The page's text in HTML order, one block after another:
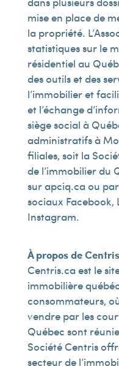
mise en place de
la propriété.
statistiques sur le
résidentiel au
des outils et des
l’immobilier et
et l’échange
siège social à
administratifs à
filiales, soit la
de l’immobilier du
sur apciq.ca ou
sociaux Facebook,
Instagram.
À propos de Centris
Centris.ca est le
immobilière
consommateurs,
vendre par les
Québec sont
Société Centris
secteur de